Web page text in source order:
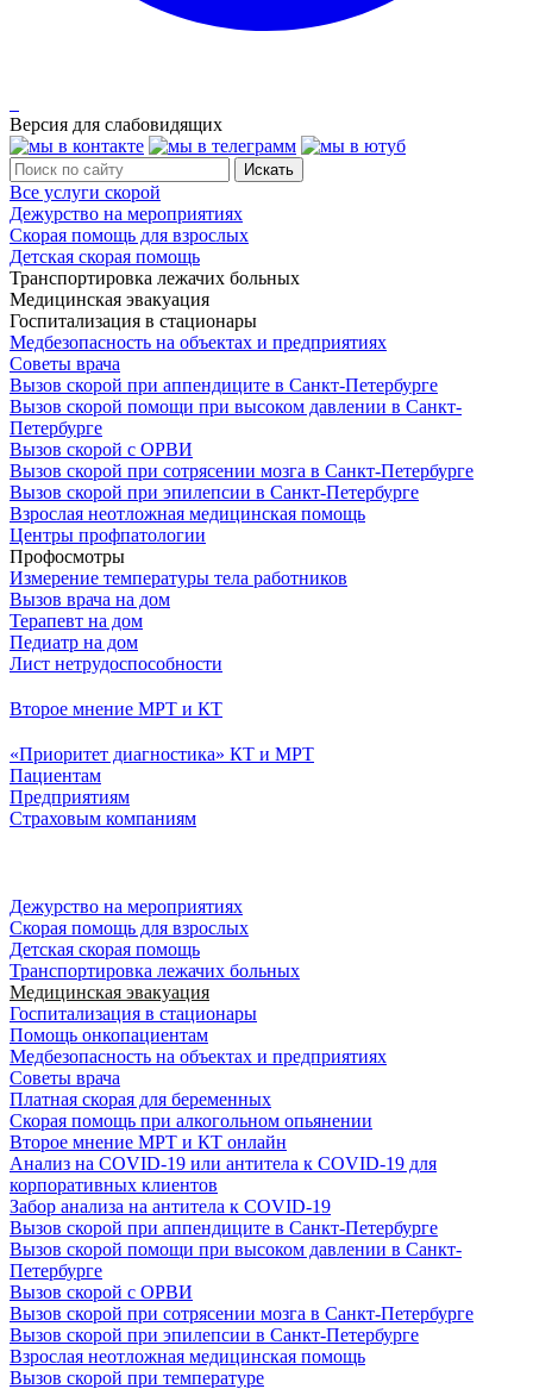
Версия для слабовидящих
Все услуги скорой
Дежурство на мероприятиях
Скорая помощь для взрослых
Детская скорая помощь
Транспортировка лежачих больных
Медицинская эвакуация
Госпитализация в стационары
Медбезопасность на объектах и предприятиях
Советы врача
Вызов скорой при аппендиците в Санкт-Петербурге
Вызов скорой помощи при высоком давлении в Санкт-
Петербурге
Вызов скорой с ОРВИ
Вызов скорой при сотрясении мозга в Санкт-Петербурге
Вызов скорой при эпилепсии в Санкт-Петербурге
Взрослая неотложная медицинская помощь
Центры профпатологии
Профосмотры
Измерение температуры тела работников
Вызов врача на дом
Терапевт на дом
Педиатр на дом
Лист нетрудоспособности
Второе мнение МРТ и КТ
«Приоритет диагностика» КТ и МРТ
Пациентам
Предприятиям
Страховым компаниям
Дежурство на мероприятиях
Скорая помощь для взрослых
Детская скорая помощь
Транспортировка лежачих больных
Медицинская эвакуация
Госпитализация в стационары
Помощь онкопациентам
Медбезопасность на объектах и предприятиях
Советы врача
Платная скорая для беременных
Скорая помощь при алкогольном опьянении
Второе мнение МРТ и КТ онлайн
Анализ на COVID-19 или антитела к COVID-19 для
корпоративных клиентов
Забор анализа на антитела к COVID-19
Вызов скорой при аппендиците в Санкт-Петербурге
Вызов скорой помощи при высоком давлении в Санкт-
Петербурге
Вызов скорой с ОРВИ
Вызов скорой при сотрясении мозга в Санкт-Петербурге
Вызов скорой при эпилепсии в Санкт-Петербурге
Взрослая неотложная медицинская помощь
Вызов скорой при температуре